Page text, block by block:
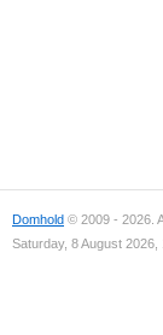
Domhold © 2009 - 2026.
Saturday, 8 August 2026,